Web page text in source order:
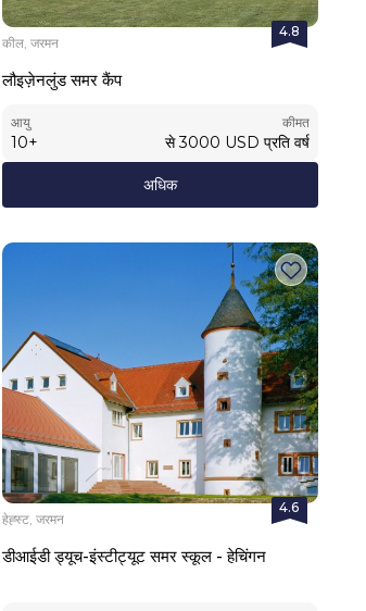
4.8
कील, जरमन
लौइज़ेनलुंड समर कैंप
आयु
10+
कीमत
से 3000 USD प्रति वर्ष
अधिक
4.6
हेह्स्ट, जरमन
डीआईडी ड्यूच-इंस्टीट्यूट समर स्कूल - हेचिंगन